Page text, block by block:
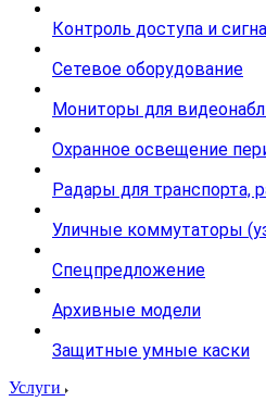
Контроль доступа и
Сетевое оборудование
Мониторы для
Охранное освещение
Радары для
Уличные коммутаторы
Спецпредложение
Архивные модели
Защитные умные каски
Услуги